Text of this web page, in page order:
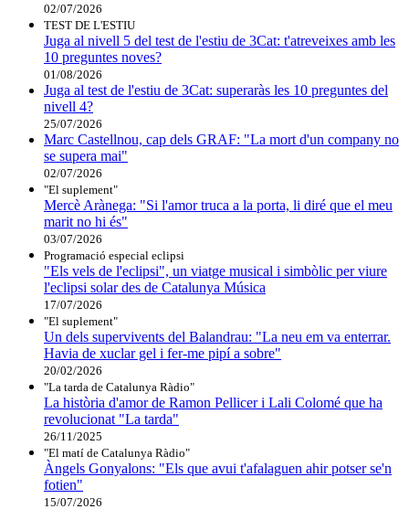
02/07/2026
TEST DE L'ESTIU
Juga al nivell 5 del test de l'estiu de 3Cat: t'atreveixes amb les
10 preguntes noves?
01/08/2026
Juga al test de l'estiu de 3Cat: superaràs les 10 preguntes del
nivell 4?
25/07/2026
Marc Castellnou, cap dels GRAF: "La mort d'un company no
se supera mai"
02/07/2026
"El suplement"
Mercè Arànega: "Si l'amor truca a la porta, li diré que el meu
marit no hi és"
03/07/2026
Programació especial eclipsi
"Els vels de l'eclipsi", un viatge musical i simbòlic per viure
l'eclipsi solar des de Catalunya Música
17/07/2026
"El suplement"
Un dels supervivents del Balandrau: "La neu em va enterrar.
Havia de xuclar gel i fer-me pipí a sobre"
20/02/2026
"La tarda de Catalunya Ràdio"
La història d'amor de Ramon Pellicer i Lali Colomé que ha
revolucionat "La tarda"
26/11/2025
"El matí de Catalunya Ràdio"
Àngels Gonyalons: "Els que avui t'afalaguen ahir potser se'n
fotien"
15/07/2026